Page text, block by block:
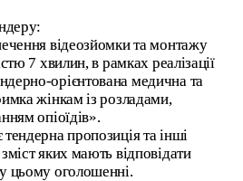
відеозйомки та монтажу
7 хвилин, в рамках реалізації
орієнтована медична та
жінкам із розладами,
опіоїдів».
пропозиція та інші
яких мають відповідати
цьому оголошенні.